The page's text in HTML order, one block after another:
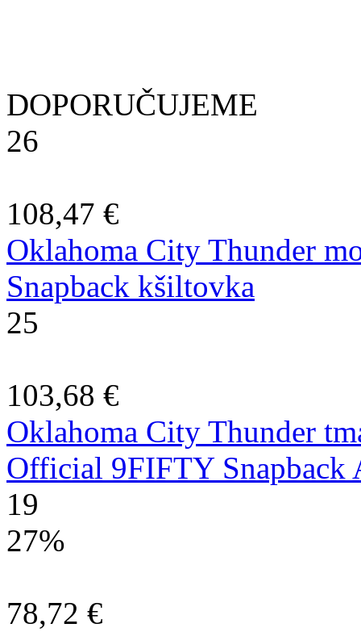
DOPORUČUJEME
26
108,47 €
Oklahoma City Thunder
Snapback kšiltovka
25
103,68 €
Oklahoma City Thunder
Official 9FIFTY Snapback
19
27%
78,72 €